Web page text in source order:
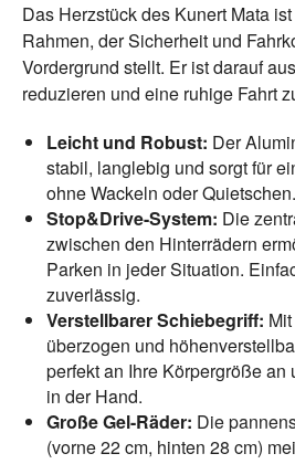
Das Herzstück des Kunert Mata
Rahmen, der Sicherheit und
Vordergrund stellt. Er ist darauf
reduzieren und eine ruhige Fahrt
Leicht und Robust: Der
stabil, langlebig und sorgt für
ohne Wackeln oder Quietschen.
Stop&Drive-System: Die
zwischen den Hinterrädern
Parken in jeder Situation.
zuverlässig.
Verstellbarer Schiebegriff:
überzogen und
perfekt an Ihre Körpergröße an
in der Hand.
Große Gel-Räder: Die
(vorne 22 cm, hinten 28 cm)